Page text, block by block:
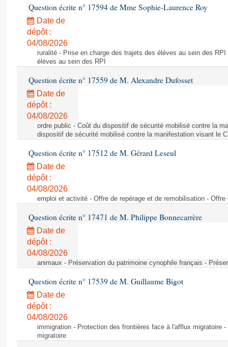
Question écrite n° 17594 de Mme Sophie-Laurence Roy
Date de
dépôt :
04/08/2026
ruralité - Prise en charge des trajets des élèves au sein des
élèves au sein des RPI
Question écrite n° 17559 de M. Alexandre Dufosset
Date de
dépôt :
04/08/2026
ordre public - Coût du dispositif de sécurité mobilisé contre la
dispositif de sécurité mobilisé contre la manifestation visant le
Question écrite n° 17512 de M. Gérard Leseul
Date de
dépôt :
04/08/2026
emploi et activité - Offre de repérage et de remobilisation -
Question écrite n° 17471 de M. Philippe Bonnecarrère
Date de
dépôt :
04/08/2026
animaux - Préservation du patrimoine cynophile français -
Question écrite n° 17539 de M. Guillaume Bigot
Date de
dépôt :
04/08/2026
immigration - Protection des frontières face à l'afflux migratoire
migratoire